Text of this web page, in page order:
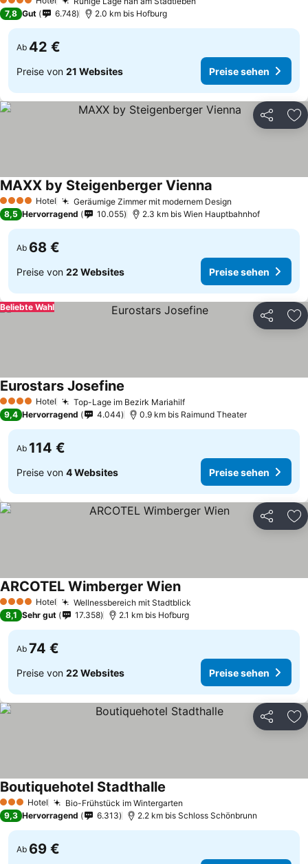
4 Sterne
7,8 Gut 6.748 2.0 km bis Hofburg
Ab 42 €
Preise von 21 Websites Preise sehen
Teilen
4 Sterne Hotel Geräumige Zimmer mit modernem Design
MAXX by Steigenberger Vienna
8,5 Hervorragend 10.055 2.3 km bis Wien Hauptbahnhof
Ab 68 €
Preise von 22 Websites Preise sehen
Teilen
Beliebte Wahl
4 Sterne Hotel Top-Lage im Bezirk Mariahilf
Eurostars Josefine
9,4 Hervorragend 4.044 0.9 km bis Raimund Theater
Ab 114 €
Preise von 4 Websites Preise sehen
Teilen
4 Sterne Hotel Wellnessbereich mit Stadtblick
ARCOTEL Wimberger Wien
8,1 Sehr gut 17.358 2.1 km bis Hofburg
Ab 74 €
Preise von 22 Websites Preise sehen
Teilen
3 SterneHotel Bio-Frühstück im Wintergarten
Boutiquehotel Stadthalle
9,3 Hervorragend 6.313 2.2 km bis Schloss Schönbrunn
Ab 69 €